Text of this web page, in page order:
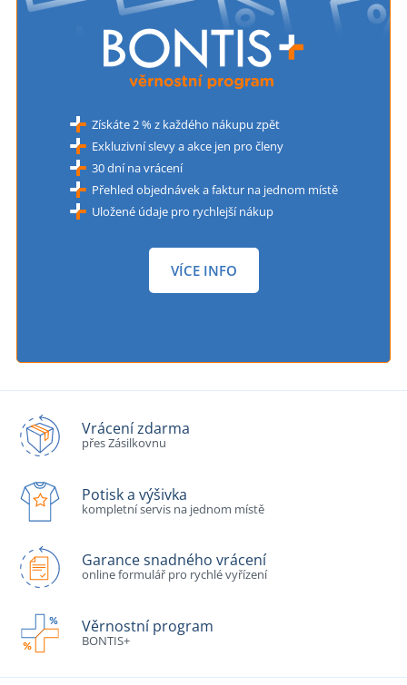
Získáte 2 % z každého nákupu zpět
Exkluzivní slevy a akce jen pro členy
30 dní na vrácení
Přehled objednávek a faktur na jednom místě
Uložené údaje pro rychlejší nákup
VÍCE INFO
Vrácení zdarma
přes Zásilkovnu
Potisk a výšivka
kompletní servis na jednom místě
Garance snadného vrácení
online formulář pro rychlé vyřízení
Věrnostní program
BONTIS+